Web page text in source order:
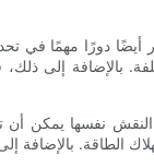
دورًا مهمًا في
بالإضافة إلى
نفسها يمكن